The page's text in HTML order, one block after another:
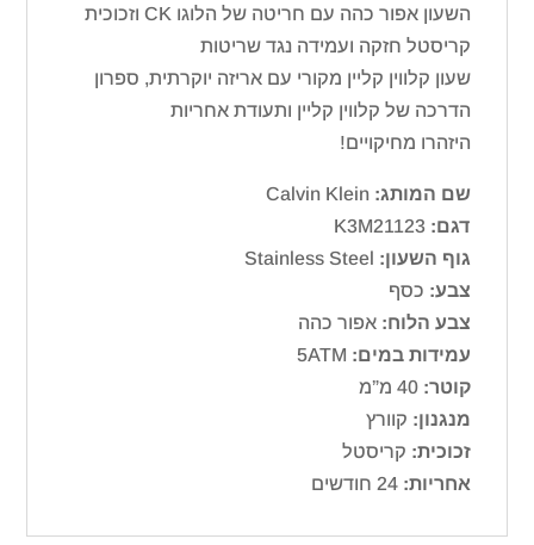
השעון אפור כהה עם חריטה של הלוגו CK וזכוכית
קריסטל חזקה ועמידה נגד שריטות
שעון קלווין קליין מקורי עם אריזה יוקרתית, ספרון
הדרכה של קלווין קליין ותעודת אחריות
היזהרו מחיקויים!
שם המותג: Calvin Klein
דגם:
גוף השעון: Stainless Steel
צבע: כסף
צבע הלוח: אפור כהה
עמידות במים:
קוטר: 40 מ”מ
מנגנון: קוורץ
זכוכית: קריסטל
אחריות: 24 חודשים